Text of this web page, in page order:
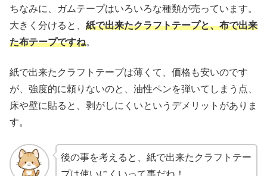
ちなみに、ガムテープはいろいろな種類が売っています。
大きく分けると、 紙で出来たクラフトテープと、布で出来
た布テープですね。
紙で出来たクラフトテープは薄くて、価格も安いのです
が、強度的に頼りないのと、油性ペンを弾いてしまう点、
床や壁に貼ると、剥がしにくいというデメリットがありま
す。
後の事を考えると、紙で出来たクラフトテー